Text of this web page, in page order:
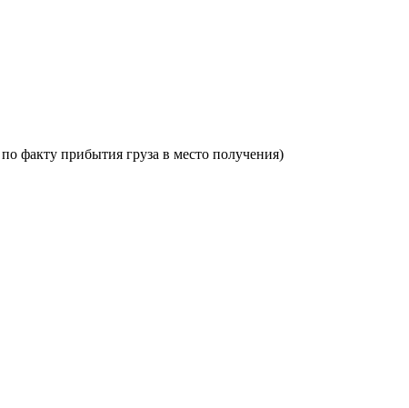
факту прибытия груза в место получения)